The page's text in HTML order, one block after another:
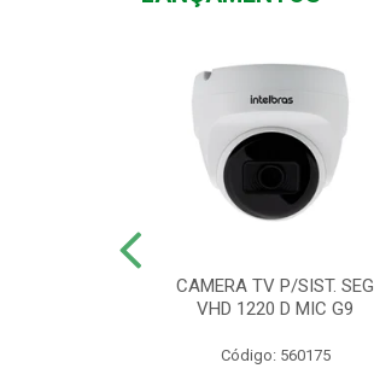
CAMERA TV P/SIST. SEG
VHD 1220 D MIC G9
Código: 560175